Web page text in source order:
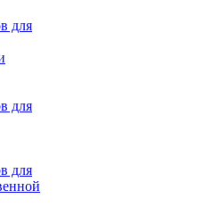
для
для
для